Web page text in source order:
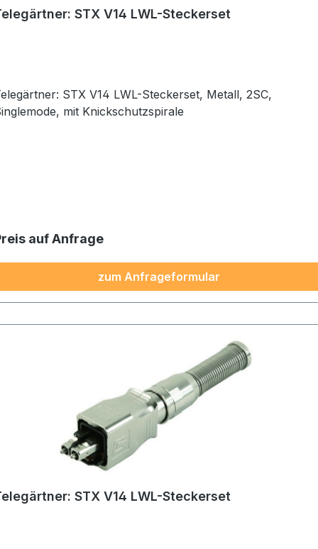
STX V14 LWL-Steckerset
STX V14 LWL-Steckerset, Metall, 2SC,
mit Knickschutzspirale
auf Anfrage
zum Anfrageformular
STX V14 LWL-Steckerset